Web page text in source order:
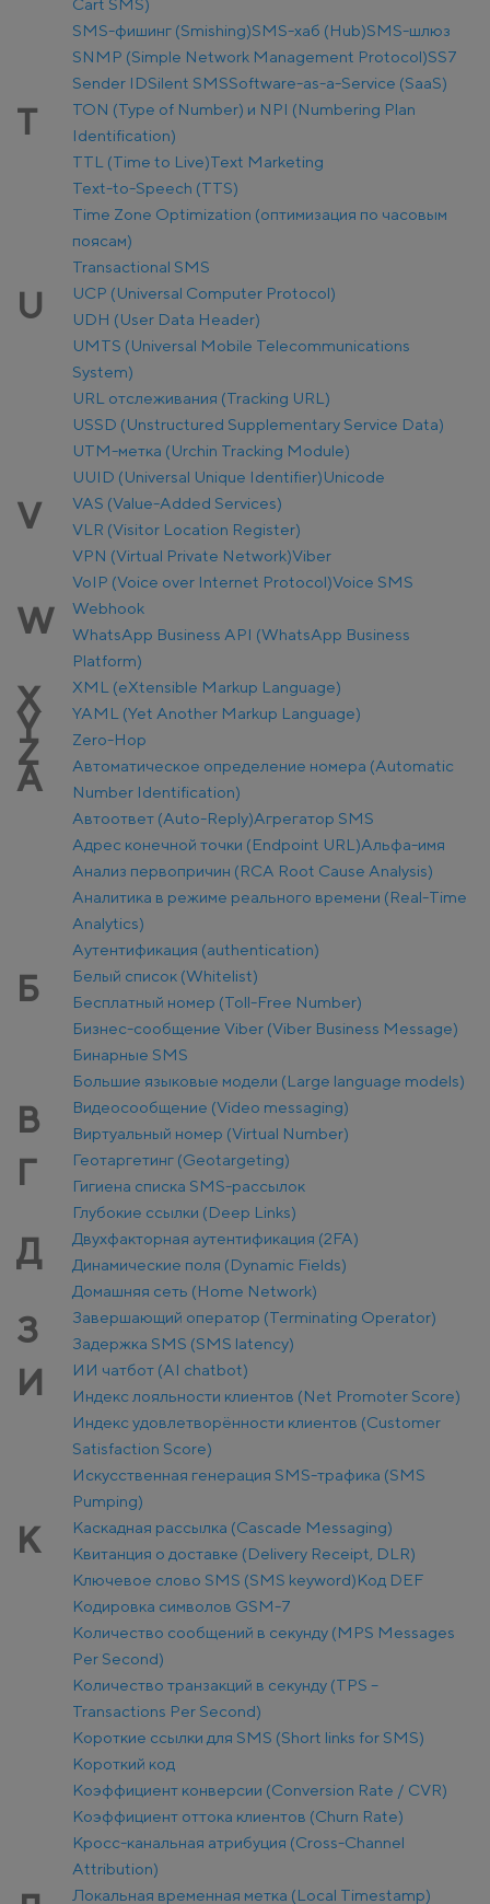
Cart SMS)
SMS-фишинг (Smishing)SMS-хаб (Hub)SMS-шлюз
SNMP (Simple Network Management Protocol)SS7
Sender IDSilent SMSSoftware-as-a-Service (SaaS)
T
TON (Type of Number) и NPI (Numbering Plan
Identification)
TTL (Time to Live)Text Marketing
Text-to-Speech (TTS)
Time Zone Optimization (оптимизация по часовым
поясам)
Transactional SMS
U
UCP (Universal Computer Protocol)
UDH (User Data Header)
UMTS (Universal Mobile Telecommunications
System)
URL отслеживания (Tracking URL)
USSD (Unstructured Supplementary Service Data)
UTM-метка (Urchin Tracking Module)
UUID (Universal Unique Identifier)Unicode
V
VAS (Value-Added Services)
VLR (Visitor Location Register)
VPN (Virtual Private Network)Viber
VoIP (Voice over Internet Protocol)Voice SMS
W
Webhook
WhatsApp Business API (WhatsApp Business
Platform)
X XML (eXtensible Markup Language)
Y YAML (Yet Another Markup Language)
Z Zero-Hop
А
Автоматическое определение номера (Automatic
Number Identification)
Автоответ (Auto-Reply)Агрегатор SMS
Адрес конечной точки (Endpoint URL)Альфа-имя
Анализ первопричин (RCA Root Cause Analysis)
Аналитика в режиме реального времени (Real-Time
Analytics)
Аутентификация (authentication)
Б
Белый список (Whitelist)
Бесплатный номер (Toll-Free Number)
Бизнес-сообщение Viber (Viber Business Message)
Бинарные SMS
Большие языковые модели (Large language models)
В
Видеосообщение (Video messaging)
Виртуальный номер (Virtual Number)
Г
Геотаргетинг (Geotargeting)
Гигиена списка SMS-рассылок
Глубокие ссылки (Deep Links)
Д
Двухфакторная аутентификация (2FA)
Динамические поля (Dynamic Fields)
Домашняя сеть (Home Network)
З
Завершающий оператор (Terminating Operator)
Задержка SMS (SMS latency)
И
ИИ чатбот (AI chatbot)
Индекс лояльности клиентов (Net Promoter Score)
Индекс удовлетворённости клиентов (Customer
Satisfaction Score)
Искусственная генерация SMS-трафика (SMS
Pumping)
К
Каскадная рассылка (Cascade Messaging)
Квитанция о доставке (Delivery Receipt, DLR)
Ключевое слово SMS (SMS keyword)Код DEF
Кодировка символов GSM-7
Количество сообщений в секунду (MPS Messages
Per Second)
Количество транзакций в секунду (TPS –
Transactions Per Second)
Короткие ссылки для SMS (Short links for SMS)
Короткий код
Коэффициент конверсии (Conversion Rate / CVR)
Коэффициент оттока клиентов (Churn Rate)
Кросс-канальная атрибуция (Cross-Channel
Attribution)
Локальная временная метка (Local Timestamp)